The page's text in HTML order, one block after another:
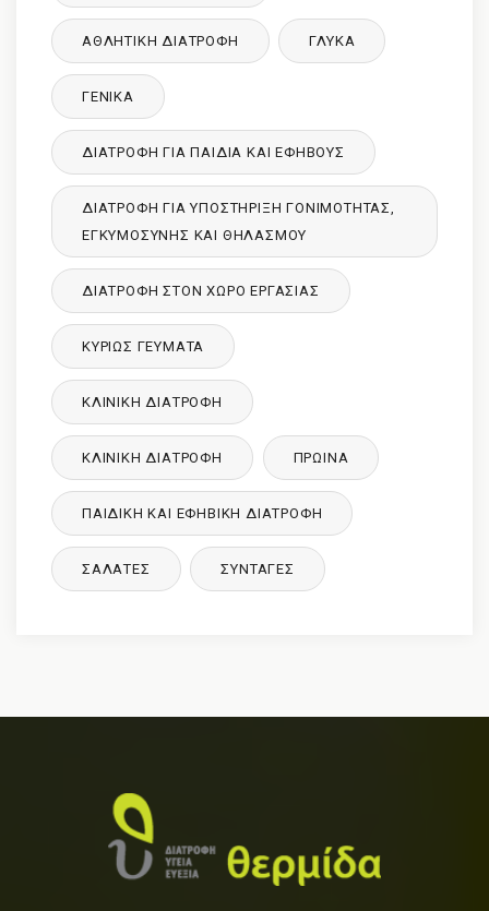
ΑΘΛΗΤΙΚΉ ΔΙΑΤΡΟΦΉ ΓΛΥΚΑ
ΓΕΝΙΚΆ
ΔΙΑΤΡΟΦΉ ΓΙΑ ΠΑΙΔΙΆ ΚΑΙ ΕΦΉΒΟΥΣ
ΔΙΑΤΡΟΦΉ ΓΙΑ ΥΠΟΣΤΉΡΙΞΗ ΓΟΝΙΜΌΤΗΤΑΣ,
ΕΓΚΥΜΟΣΎΝΗΣ ΚΑΙ ΘΗΛΑΣΜΟΎ
ΔΙΑΤΡΟΦΉ ΣΤΟΝ ΧΏΡΟ ΕΡΓΑΣΊΑΣ
ΚΥΡΙΩΣ ΓΕΥΜΑΤΑ
ΚΛΙΝΙΚΉ ΔΙΑΤΡΟΦΉ
ΚΛΙΝΙΚΉ ΔΙΑΤΡΟΦΉ ΠΡΩΙΝΑ
ΠΑΙΔΙΚΉ ΚΑΙ ΕΦΗΒΙΚΉ ΔΙΑΤΡΌΦΉ
ΣΑΛΑΤΕΣ ΣΥΝΤΑΓΈΣ